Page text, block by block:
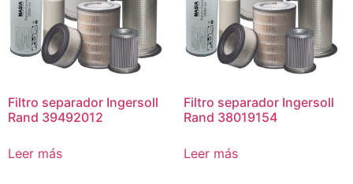
Filtro separador Ingersoll
Rand 39492012
Leer más
Filtro separador Ingersoll
Rand 38019154
Leer más